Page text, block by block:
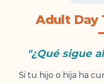
Adult Day
"¿Qué sigue
Si tu hijo o hija ha